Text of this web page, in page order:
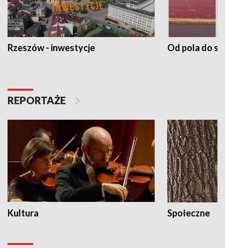
Rzeszów - inwestycje Od pola do
REPORTAŻE
Kultura Społeczne